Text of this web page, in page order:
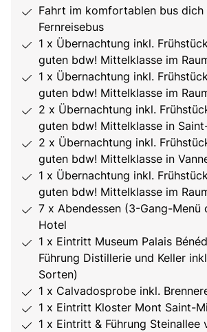
Fahrt im komfortablen bus dich
Fernreisebus
1 x Übernachtung inkl.
guten bdw! Mittelklasse im
1 x Übernachtung inkl.
guten bdw! Mittelklasse im
2 x Übernachtung inkl.
guten bdw! Mittelklasse in
2 x Übernachtung inkl.
guten bdw! Mittelklasse in
1 x Übernachtung inkl.
guten bdw! Mittelklasse im
7 x Abendessen (3-Gang-Menü
Hotel
1 x Eintritt Museum Palais
Führung Distillerie und Keller
Sorten)
1 x Calvadosprobe inkl.
1 x Eintritt Kloster Mont Saint-
1 x Eintritt & Führung Steinallee